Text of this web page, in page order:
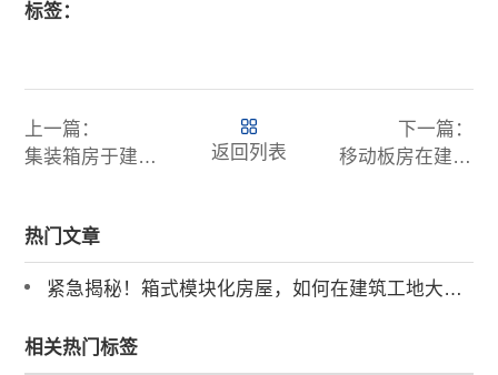
标签：
上一篇：
集装箱房于建筑工地的百变用途，模块化房屋魅力何在
返回列表
下一篇：
移动板房在建筑施工现场的多元用途揭秘
热门文章
紧急揭秘！箱式模块化房屋，如何在建筑工地大放异彩
相关热门标签